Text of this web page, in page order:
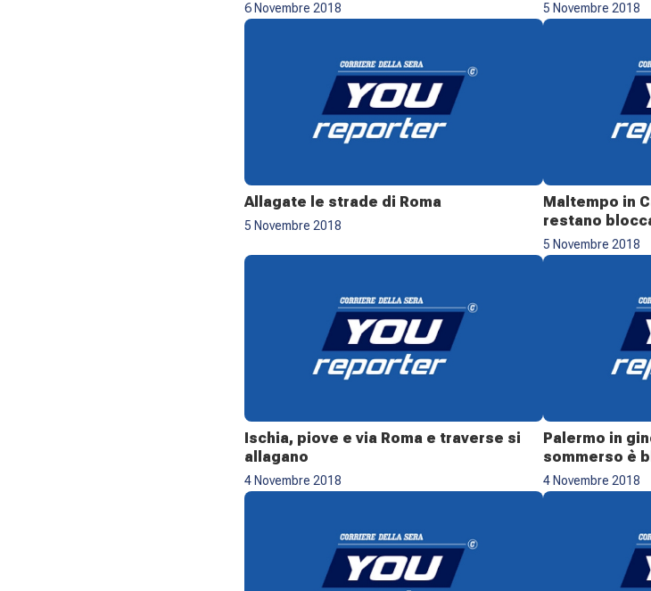
6 Novembre 2018 5 Novembre 2018
Allagate le strade di Roma
5 Novembre 2018
Maltempo in
restano
5 Novembre 2018
Ischia, piove e via Roma e traverse si
allagano
4 Novembre 2018
Palermo in
sommerso è
4 Novembre 2018